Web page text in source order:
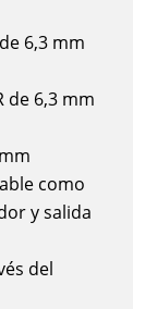
6,3 mm
de 6,3 mm
como
y salida
del